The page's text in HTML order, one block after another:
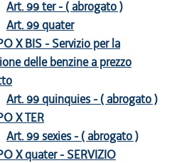
Art. 99 ter - ( abrogato )
Art. 99 quater
X BIS - Servizio per la
delle benzine a prezzo
Art. 99 quinquies - ( abrogato )
X TER
Art. 99 sexies - ( abrogato )
X quater - SERVIZIO